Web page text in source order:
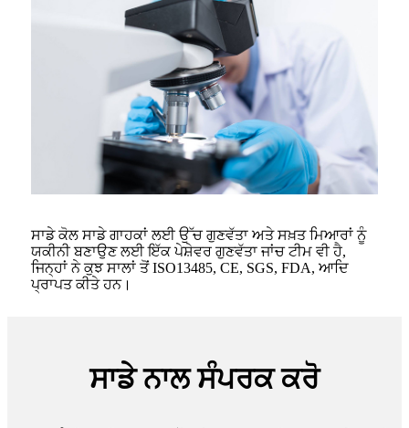
ਸਾਡੇ ਕੋਲ ਸਾਡੇ ਗਾਹਕਾਂ ਲਈ ਉੱਚ ਗੁਣਵੱਤਾ ਅਤੇ ਸਖ਼ਤ ਮਿਆਰਾਂ ਨੂੰ
ਯਕੀਨੀ ਬਣਾਉਣ ਲਈ ਇੱਕ ਪੇਸ਼ੇਵਰ ਗੁਣਵੱਤਾ ਜਾਂਚ ਟੀਮ ਵੀ ਹੈ,
ਜਿਨ੍ਹਾਂ ਨੇ ਕੁਝ ਸਾਲਾਂ ਤੋਂ ISO13485, CE, SGS, FDA, ਆਦਿ
ਪ੍ਰਾਪਤ ਕੀਤੇ ਹਨ।
ਸਾਡੇ ਨਾਲ ਸੰਪਰਕ ਕਰੋ